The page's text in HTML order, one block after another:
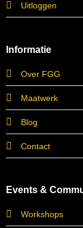
Uitloggen
Informatie
Over FGG
Maatwerk
Blog
Contact
Events &
Workshops